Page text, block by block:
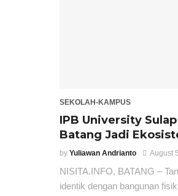
SEKOLAH-KAMPUS
IPB University
Batang Jadi
by Yuliawan Andrianto August
NISITA.INFO, BATANG –
identik dengan bangunan